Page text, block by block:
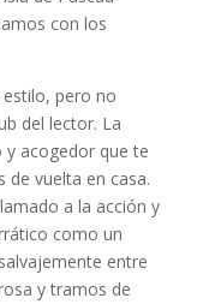
con los
pero no
del lector. La
acogedor que te
de vuelta en casa.
a la acción y
como un
entre
y tramos de